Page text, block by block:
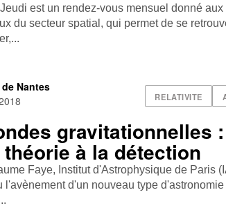
est un rendez-vous mensuel donné
du secteur spatial, qui permet de se
RELATIVITE
Nantes
gravitationnelles :
à la détection
Faye, Institut d'Astrophysique de Paris
l'avènement d'un nouveau type